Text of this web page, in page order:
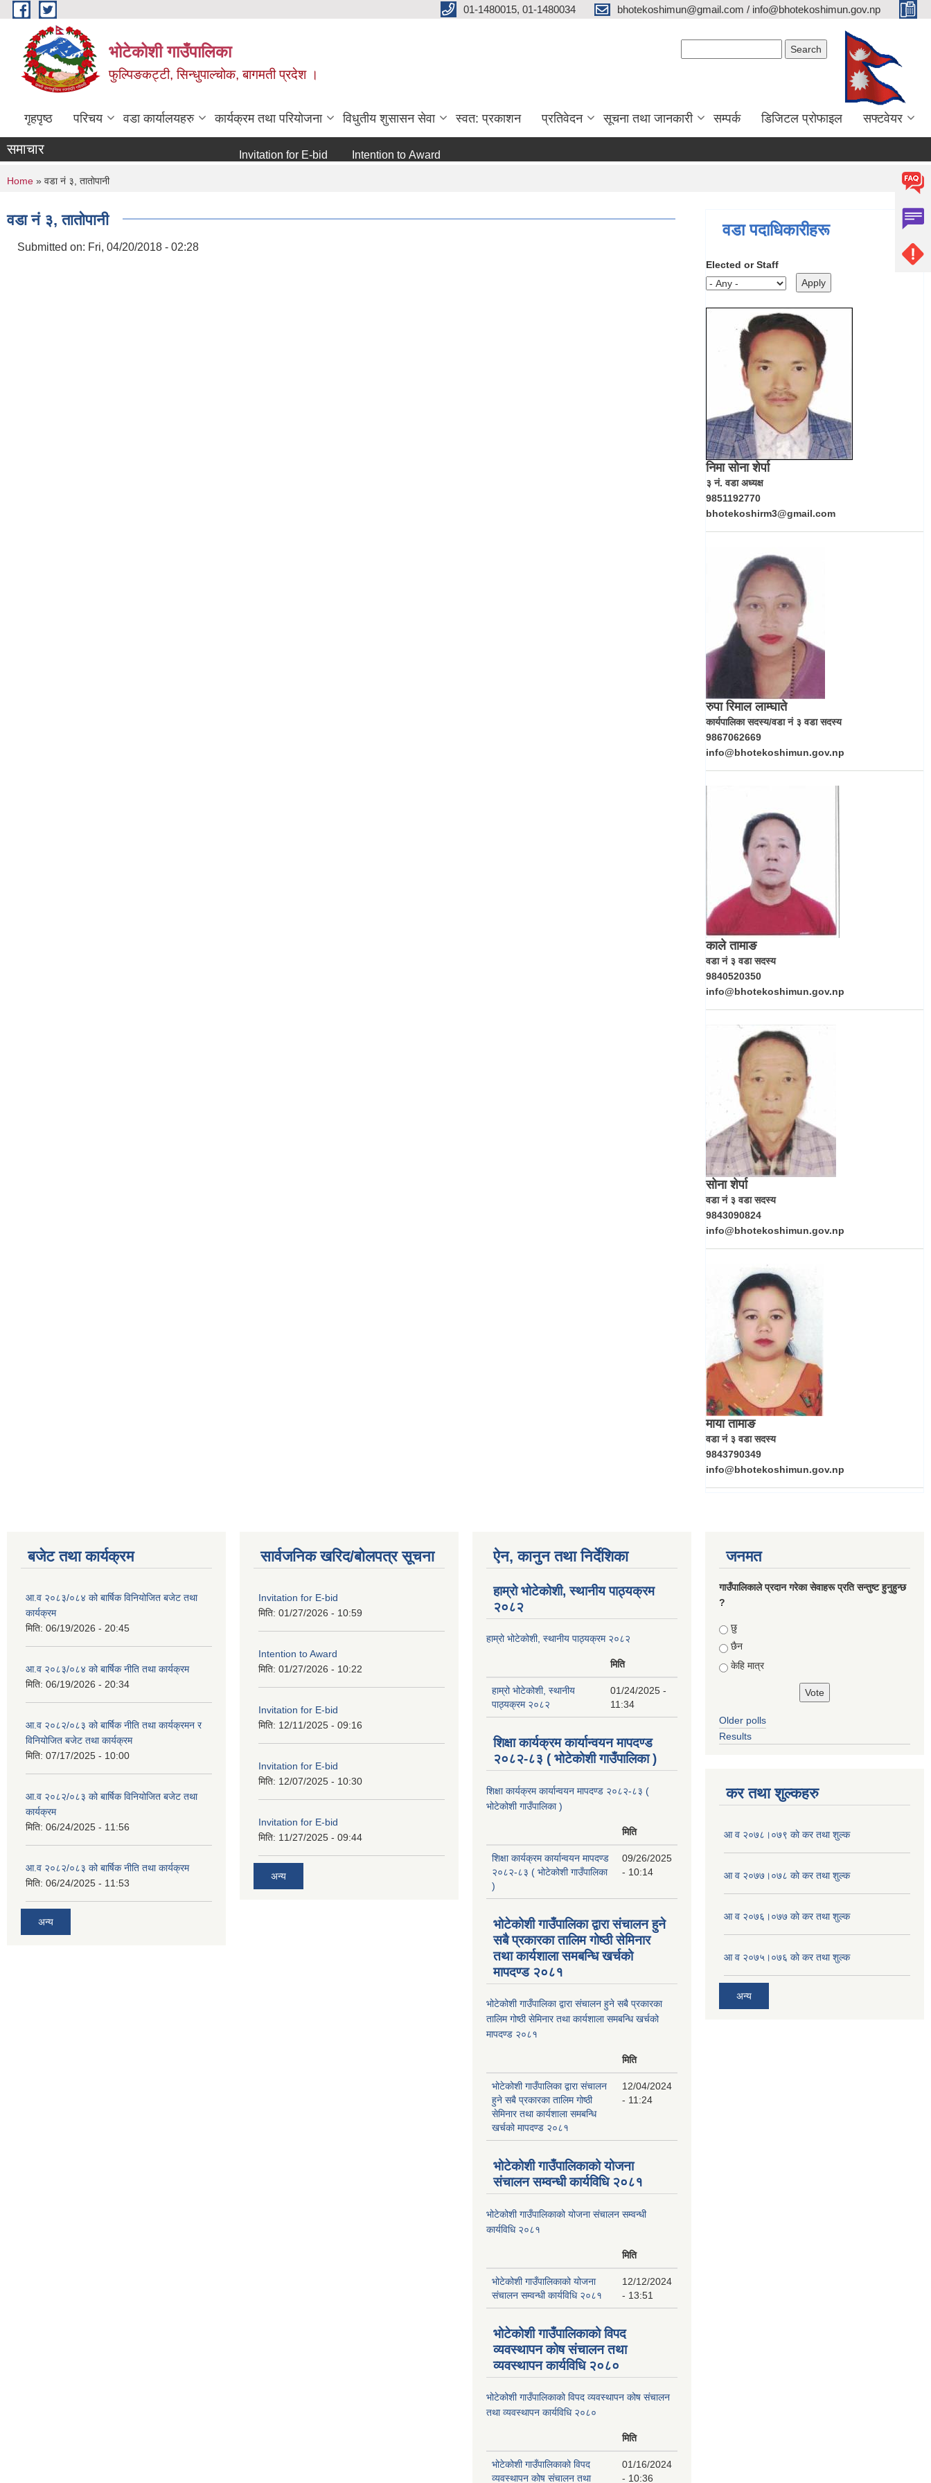
Skip to main content 01-1480015, 01-1480034 bhotekoshimun@gmail.com / info@bhotekoshimun.gov.np
भोटेकोशी गाउँपालिका
फुल्पिङकट्टी, सिन्धुपाल्चोक, बागमती प्रदेश ।
गृहपृष्ठ परिचय वडा कार्यालयहरु कार्यक्रम तथा परियोजना विधुतीय शुसासन सेवा स्वत: प्रकाशन प्रतिवेदन सूचना तथा जानकारी सम्पर्क डिजिटल प्रोफाइल सफ्टवेयर
समाचार Invitation for E-bid Intention to Award जो जस संग सम्बन्धित छ ।
You are here
Home » वडा नं ३, ताताेपानी
वडा नं ३, ताताेपानी
Submitted on: Fri, 04/20/2018 - 02:28
वडा पदाधिकारीहरू
Elected or Staff
निमा सोना शेर्पा
३ नं. वडा अध्यक्ष
9851192770
bhotekoshirm3@gmail.com
रुपा रिमाल लाम्घाते
कार्यपालिका सदस्य/वडा नं ३ वडा सदस्य
9867062669
info@bhotekoshimun.gov.np
काले तामाङ
वडा नं ३ वडा सदस्य
9840520350
info@bhotekoshimun.gov.np
सोना शेर्पा
वडा नं ३ वडा सदस्य
9843090824
info@bhotekoshimun.gov.np
माया तामाङ
वडा नं ३ वडा सदस्य
9843790349
info@bhotekoshimun.gov.np
बजेट तथा कार्यक्रम
आ.व २०८३/०८४ को बार्षिक विनियोजित बजेट तथा
कार्यक्रम
मिति: 06/19/2026 - 20:45
आ.व २०८३/०८४ को बार्षिक नीति तथा कार्यक्रम
मिति: 06/19/2026 - 20:34
आ.व २०८२/०८३ को बार्षिक नीति तथा कार्यक्रमन र
विनियोजित बजेट तथा कार्यक्रम
मिति: 07/17/2025 - 10:00
आ.व २०८२/०८३ को बार्षिक विनियोजित बजेट तथा
कार्यक्रम
मिति: 06/24/2025 - 11:56
आ.व २०८२/०८३ को बार्षिक नीति तथा कार्यक्रम
मिति: 06/24/2025 - 11:53
अन्य
सार्वजनिक खरिद/बोलपत्र सूचना
Invitation for E-bid
मिति: 01/27/2026 - 10:59
Intention to Award
मिति: 01/27/2026 - 10:22
Invitation for E-bid
मिति: 12/11/2025 - 09:16
Invitation for E-bid
मिति: 12/07/2025 - 10:30
Invitation for E-bid
मिति: 11/27/2025 - 09:44
अन्य
ऐन, कानुन तथा निर्देशिका
हाम्रो भोटेकोशी, स्थानीय पाठ्यक्रम
२०८२
हाम्रो भोटेकोशी, स्थानीय पाठ्यक्रम २०८२
मिति
हाम्रो भोटेकोशी, स्थानीय
पाठ्यक्रम २०८२
01/24/2025 -
11:34
शिक्षा कार्यक्रम कार्यान्वयन मापदण्ड
२०८२-८३ ( भोटेकोशी गाउँपालिका )
शिक्षा कार्यक्रम कार्यान्वयन मापदण्ड २०८२-८३ (
भोटेकोशी गाउँपालिका )
मिति
शिक्षा कार्यक्रम कार्यान्वयन मापदण्ड
२०८२-८३ ( भोटेकोशी गाउँपालिका
)
09/26/2025
- 10:14
भोटेकोशी गाउँपालिका द्वारा संचालन हुने
सबै प्रकारका तालिम गोष्ठी सेमिनार
तथा कार्यशाला समबन्धि खर्चको
मापदण्ड २०८१
भोटेकोशी गाउँपालिका द्वारा संचालन हुने सबै प्रकारका
तालिम गोष्ठी सेमिनार तथा कार्यशाला समबन्धि खर्चको
मापदण्ड २०८१
मिति
भोटेकोशी गाउँपालिका द्वारा संचालन
हुने सबै प्रकारका तालिम गोष्ठी
सेमिनार तथा कार्यशाला समबन्धि
खर्चको मापदण्ड २०८१
12/04/2024
- 11:24
भोटेकोशी गाउँपालिकाको योजना
संचालन सम्वन्धी कार्यविधि २०८१
भोटेकोशी गाउँपालिकाको योजना संचालन सम्वन्धी
कार्यविधि २०८१
मिति
भोटेकोशी गाउँपालिकाको योजना
संचालन सम्वन्धी कार्यविधि २०८१
12/12/2024
- 13:51
भोटेकोशी गाउँपालिकाको विपद
व्यवस्थापन कोष संचालन तथा
व्यवस्थापन कार्यविधि २०८०
भोटेकोशी गाउँपालिकाको विपद व्यवस्थापन कोष संचालन
तथा व्यवस्थापन कार्यविधि २०८०
मिति
भोटेकोशी गाउँपालिकाको विपद
व्यवस्थापन कोष संचालन तथा
01/16/2024
- 10:36
जनमत
गाउँपालिकाले प्रदान गरेका सेवाहरू प्रति सन्तुष्ट हुनुहुन्छ
?
Choices
छु
छैन
केहि मात्र
Older polls
Results
कर तथा शुल्कहरु
आ व २०७८।०७९ काे कर तथा शुल्क
आ व २०७७।०७८ काे कर तथा शुल्क
आ व २०७६।०७७ काे कर तथा शुल्क
आ व २०७५।०७६ काे कर तथा शुल्क
अन्य